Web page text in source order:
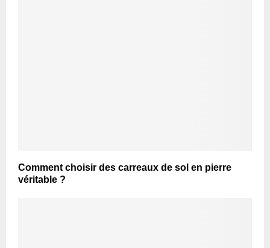
Comment choisir des carreaux de sol en pierre
véritable ?